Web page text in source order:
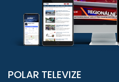
POLAR TELEVIZE